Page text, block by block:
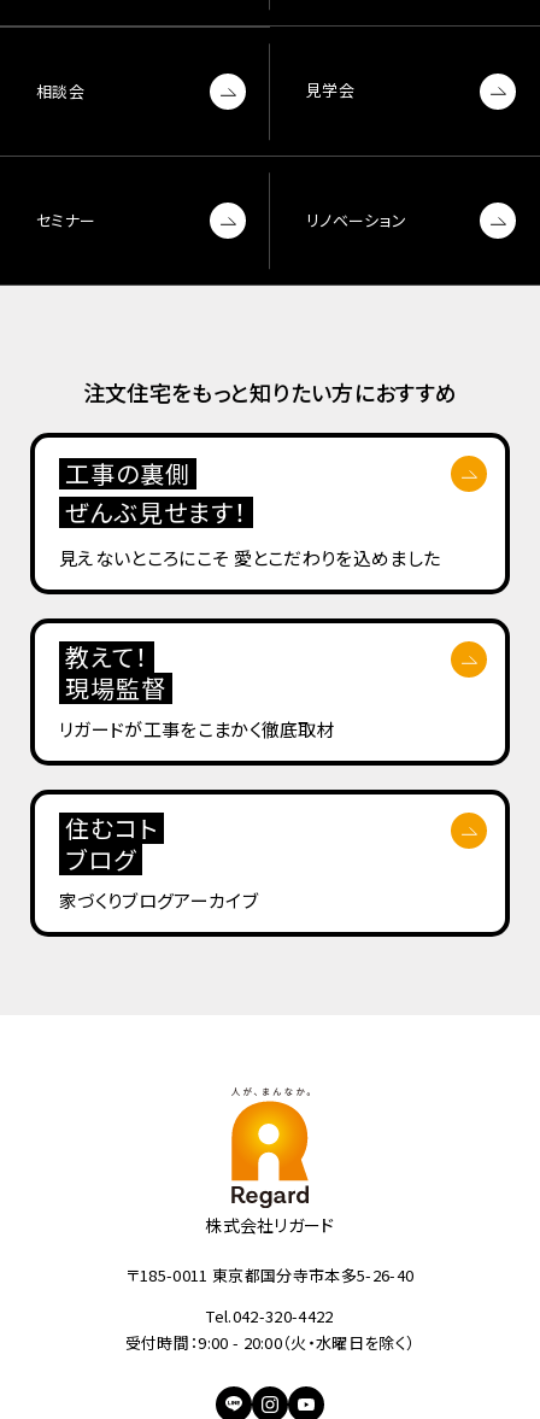
相談会 見学会
セミナー リノベーション
注文住宅をもっと知りたい方におすすめ
工事の裏側
ぜんぶ見せます！
見えないところにこそ 愛とこだわりを込めました
教えて！
現場監督
リガードが工事をこまかく徹底取材
住むコト
ブログ
家づくりブログアーカイブ
株式会社リガード
〒185-0011 東京都国分寺市本多5-26-40
Tel.042-320-4422
受付時間：9:00 - 20:00（火・水曜日を除く）